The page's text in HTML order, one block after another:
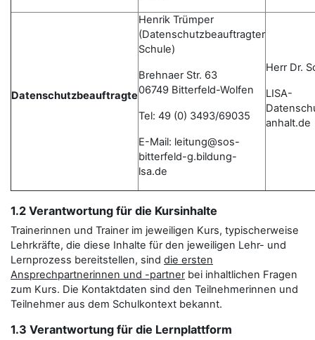
Datenschutzbeauftragte
Henrik Trümper
(Datenschutzbeauftragter
Schule)
Brehnaer Str. 63
06749 Bitterfeld-Wolfen
Tel: 49 (0) 3493/69035
E-Mail: leitung@sos-
bitterfeld-g.bildung-
lsa.de
Herr Dr.
LISA-
anhalt.de
1.2 Verantwortung für die Kursinhalte
Trainerinnen und Trainer im jeweiligen Kurs, typischerweise
Lehrkräfte, die diese Inhalte für den jeweiligen Lehr- und
Lernprozess bereitstellen, sind die ersten
Ansprechpartnerinnen und -partnerbei inhaltlichen Fragen
zum Kurs. Die Kontaktdaten sind den Teilnehmerinnen und
Teilnehmer aus dem Schulkontext bekannt.
1.3 Verantwortung für die Lernplattform